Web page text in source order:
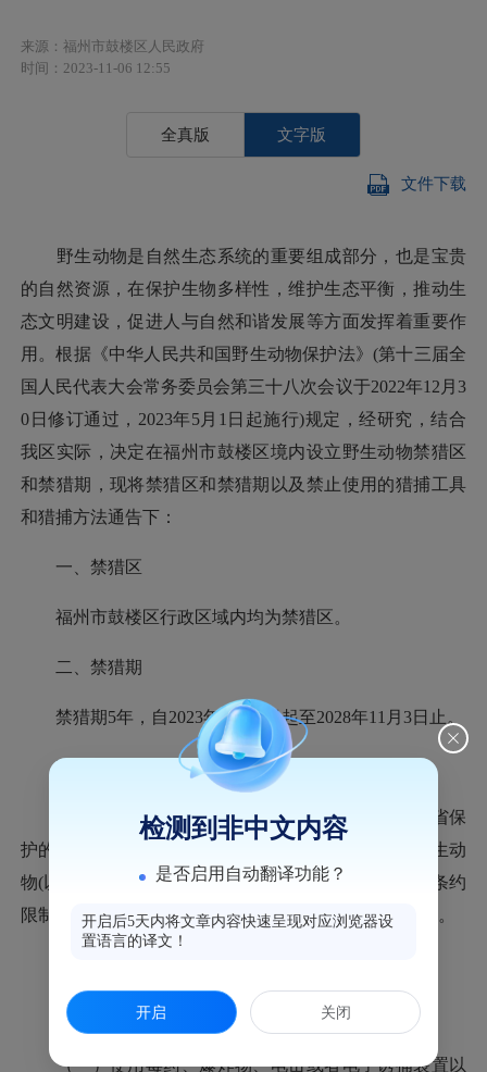
来源：福州市鼓楼区人民政府
时间：2023-11-06 12:55
全真版 文字版
文件下载
野生动物是自然生态系统的重要组成部分，也是宝贵
的自然资源，在保护生物多样性，维护生态平衡，推动生
态文明建设，促进人与自然和谐发展等方面发挥着重要作
用。根据《中华人民共和国野生动物保护法》(第十三届全
国人民代表大会常务委员会第三十八次会议于2022年12月3
0日修订通过，2023年5月1日起施行)规定，经研究，结合
我区实际，决定在福州市鼓楼区境内设立野生动物禁猎区
和禁猎期，现将禁猎区和禁猎期以及禁止使用的猎捕工具
和猎捕方法通告下：
一、禁猎区
福州市鼓楼区行政区域内均为禁猎区。
二、禁猎期
禁猎期5年，自2023年11月3日起至2028年11月3日止。
三、禁猎对象
禁猎对象为国家和省重点保护野生动物；国家和省保
护的有益的或者有重要经济、科学研究价值的陆生野生动
物(以下简称一般保护野生动物)；我国缔结或参加国际条约
限制进出口的野生动物和经批准从国外引进的野生动物。
禁止使用的猎捕工具和方法包括：
（一）使用毒药、爆炸物、电击或者电子诱捕装置以
检测到非中文内容
是否启用自动翻译功能？
开启后5天内将文章内容快速呈现对应浏览器设
置语言的译文！
开启 关闭